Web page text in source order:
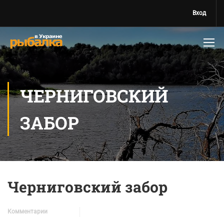
Вход
ЧЕРНИГОВСКИЙ
ЗАБОР
Черниговский забор
Комментарии